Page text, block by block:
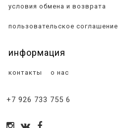
условия обмена и возврата
пользовательское соглашение
информация
контакты о нас
+7 926 733 755 6